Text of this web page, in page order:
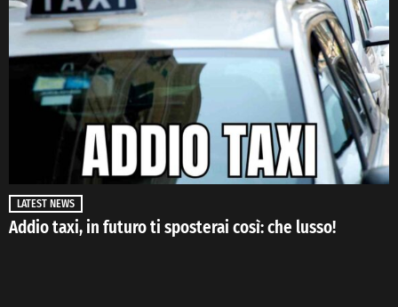
LATEST NEWS
Addio taxi, in futuro ti sposterai così: che lusso!